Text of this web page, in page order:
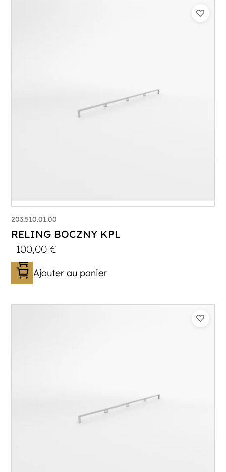
203.510.01.00
RELING BOCZNY KPL
100,00€
Ajouter au panier